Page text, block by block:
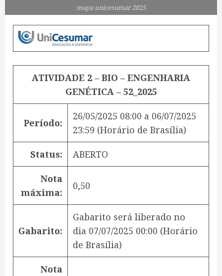
mapa unicesumar 2025
ATIVIDADE 2 – BIO – ENGENHARIA
GENÉTICA – 52_2025
Período:
26/05/2025 08:00 a 06/07/2025
23:59 (Horário de Brasília)
Status: ABERTO
Nota
máxima:
0,50
Gabarito:
Gabarito será liberado no
dia 07/07/2025 00:00 (Horário
de Brasília)
Nota